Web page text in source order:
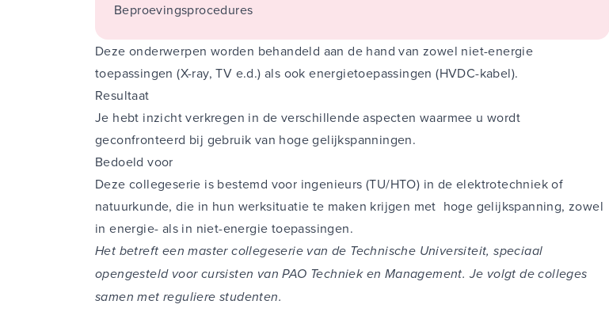
Beproevingsprocedures
Deze onderwerpen worden behandeld aan de hand van zowel niet-energie
toepassingen (X-ray, TV e.d.) als ook energietoepassingen (HVDC-kabel).
Resultaat
Je hebt inzicht verkregen in de verschillende aspecten waarmee u wordt
geconfronteerd bij gebruik van hoge gelijkspanningen.
Bedoeld voor
Deze collegeserie is bestemd voor ingenieurs (TU/HTO) in de elektrotechniek of
natuurkunde, die in hun werksituatie te maken krijgen met hoge gelijkspanning, zowel
in energie- als in niet-energie toepassingen.
Het betreft een master collegeserie van de Technische Universiteit, speciaal
opengesteld voor cursisten van PAO Techniek en Management. Je volgt de colleges
samen met reguliere studenten.